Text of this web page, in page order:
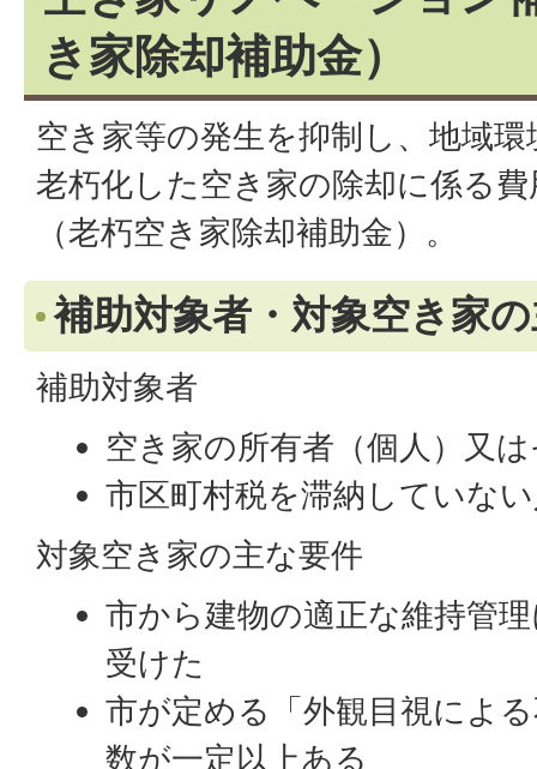
き家除却補助金）
空き家等の発生を抑制し、地域
老朽化した空き家の除却に係る
（老朽空き家除却補助金）。
補助対象者・対象空き家
補助対象者
空き家の所有者（個人）又
市区町村税を滞納していな
対象空き家の主な要件
市から建物の適正な維持管
受けた
市が定める「外観目視によ
数が一定以上ある